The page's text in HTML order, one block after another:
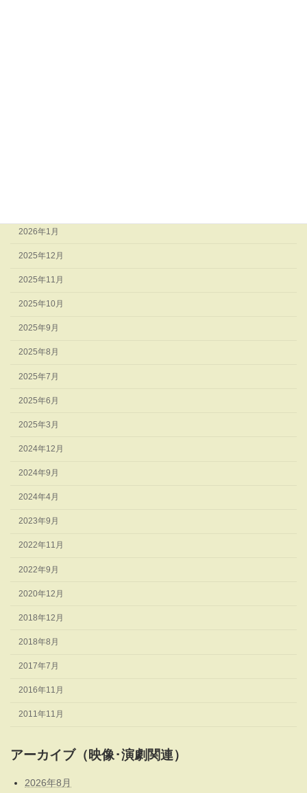
2026年1月
2025年12月
2025年11月
2025年10月
2025年9月
2025年8月
2025年7月
2025年6月
2025年3月
2024年12月
2024年9月
2024年4月
2023年9月
2022年11月
2022年9月
2020年12月
2018年12月
2018年8月
2017年7月
2016年11月
2011年11月
アーカイブ（映像･演劇関連）
2026年8月